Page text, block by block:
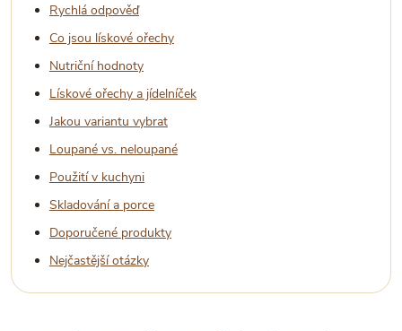
Rychlá odpověď
Co jsou lískové ořechy
Nutriční hodnoty
Lískové ořechy a jídelníček
Jakou variantu vybrat
Loupané vs. neloupané
Použití v kuchyni
Skladování a porce
Doporučené produkty
Nejčastější otázky